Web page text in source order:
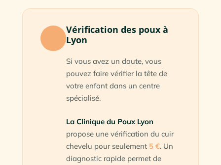
Vérification des poux à
Lyon
Si vous avez un doute, vous
pouvez faire vérifier la tête de
votre enfant dans un centre
spécialisé.
La Clinique du Poux Lyon
propose une vérification du cuir
chevelu pour seulement 5 €. Un
diagnostic rapide permet de